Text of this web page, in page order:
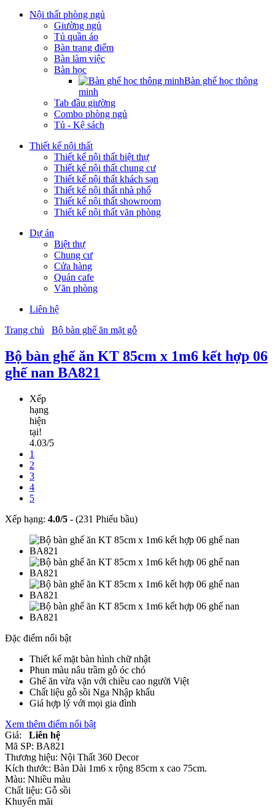
Nội thất phòng ngủ
Giường ngủ
Tủ quần áo
Bàn trang điểm
Bàn làm việc
Bàn học
Bàn ghế học thông
minh
Tab đầu giường
Combo phòng ngủ
Tủ - Kệ sách
Thiết kế nội thất
Thiết kế nội thất biệt thự
Thiết kế nội thất chung cư
Thiết kế nội thất khách sạn
Thiết kế nội thất nhà phố
Thiết kế nội thất showroom
Thiết kế nội thất văn phòng
Dự án
Biệt thự
Chung cư
Cửa hàng
Quán cafe
Văn phòng
Liên hệ
Trang chủ
Bộ bàn ghế ăn mặt gỗ
Bộ bàn ghế ăn KT 85cm x 1m6 kết hợp 06
ghế nan BA821
Xếp
hạng
hiện
tại!
4.03/5
1
2
3
4
5
Xếp hạng: 4.0/5 - (231 Phiếu bầu)
Đặc điểm nổi bật
Thiết kế mặt bàn hình chữ nhật
Phun màu nâu trầm gỗ óc chó
Ghế ăn vừa vặn với chiều cao người Việt
Chất liệu gỗ sồi Nga Nhập khẩu
Giá hợp lý với mọi gia đình
Xem thêm điểm nổi bật
Giá:
Liên hệ
Mã SP: BA821
Thương hiệu: Nội Thất 360 Decor
Kích thước: Bàn Dài 1m6 x rộng 85cm x cao 75cm.
Màu: Nhiều màu
Chất liệu: Gỗ sồi
Khuyến mãi